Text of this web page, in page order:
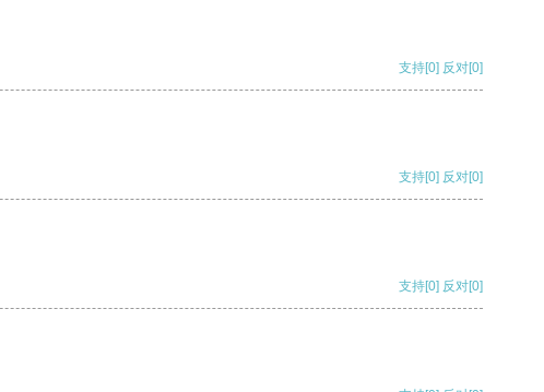
支持[0] 反对[0]
支持[0] 反对[0]
支持[0] 反对[0]